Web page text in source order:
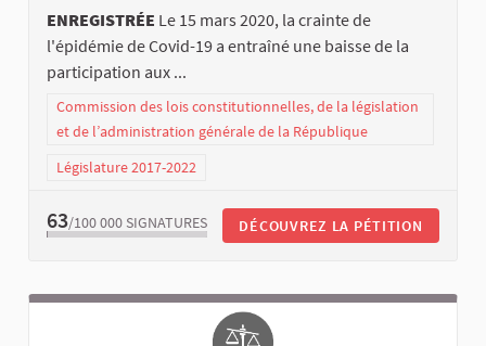
ENREGISTRÉE Le 15 mars 2020, la crainte de
l'épidémie de Covid-19 a entraîné une baisse de la
participation aux ...
Commission des lois constitutionnelles, de la législation
et de l’administration générale de la République
Législature 2017-2022
63/100 000 SIGNATURES DÉCOUVREZ LA PÉTITION